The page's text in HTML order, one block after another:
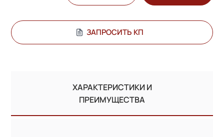
ЗАПРОСИТЬ КП
ХАРАКТЕРИСТИКИ И
ПРЕИМУЩЕСТВА